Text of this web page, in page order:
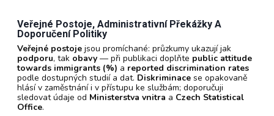
Veřejné Postoje, Administrativní Překážky A
Doporučení Politiky
Veřejné postoje jsou promíchané: průzkumy ukazují jak
podporu, tak obavy — při publikaci doplňte public attitude
towards immigrants (%) a reported discrimination rates
podle dostupných studií a dat. Diskriminace se opakovaně
hlásí v zaměstnání i v přístupu ke službám; doporučuji
sledovat údaje od Ministerstva vnitra a Czech Statistical
Office.